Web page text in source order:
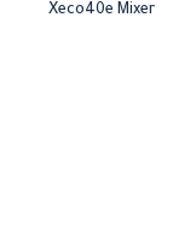
Xeco40e Mixer